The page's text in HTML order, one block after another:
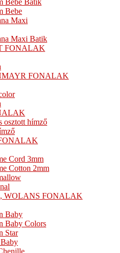
Bebe
Maxi
Maxi Batik
FONALAK
FONALAK
osztott hímző
Cord 3mm
Cotton 2mm
WOLANS FONALAK
Baby
Baby Colors
Star